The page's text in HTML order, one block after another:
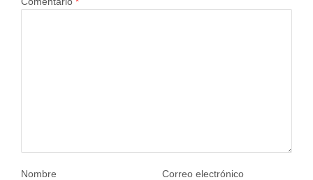
Nombre Correo electrónico